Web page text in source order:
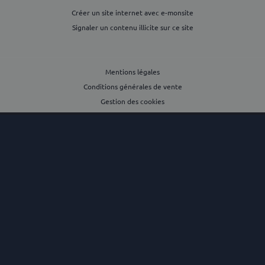
Créer un site internet avec e-monsite
Signaler un contenu illicite sur ce site
Mentions légales
Conditions générales de vente
Gestion des cookies